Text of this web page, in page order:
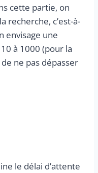
cette partie, on
recherche, c’est-à-
envisage une
à 1000 (pour la
ne pas dépasser
le délai d’attente